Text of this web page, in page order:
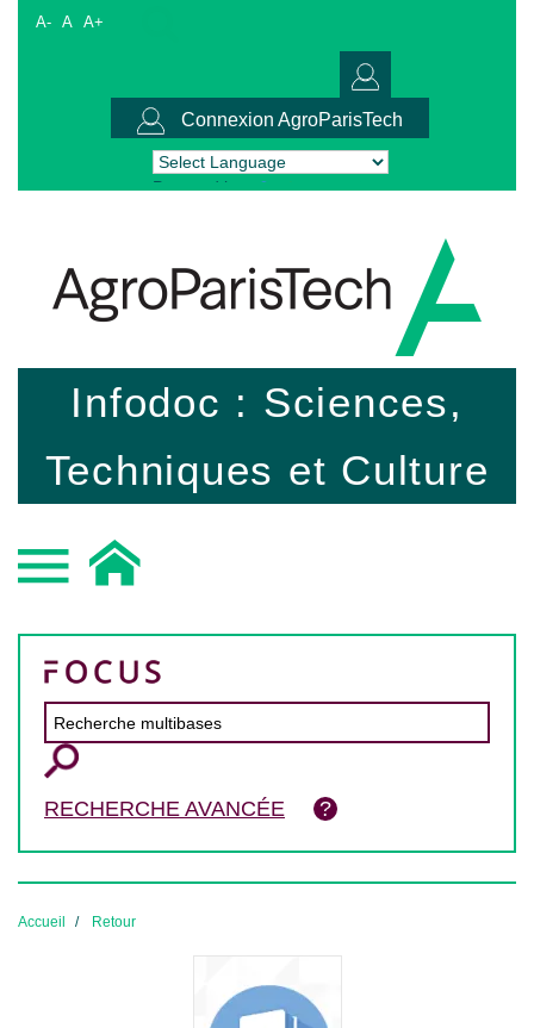
A- A A+
Connexion AgroParisTech
Powered by Translate
Infodoc : Sciences,
Techniques et Culture
RECHERCHE AVANCÉE
Accueil Retour